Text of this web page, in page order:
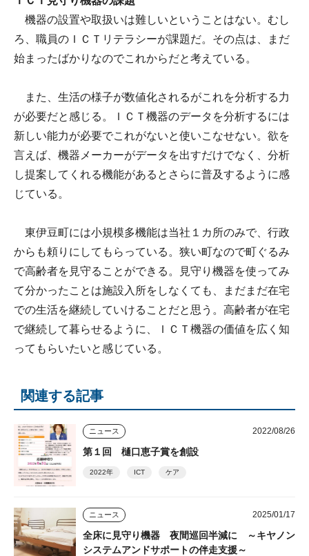
機器の設置や取扱いは難しいということはない。むし
ろ、職員のＩＣＴリテラシーが課題だ。その点は、まだ
始まったばかりなのでこれからだと考えている。
また、生活の様子が数値化されるがこれを分析する力
が必要だと感じる。ＩＣＴ機器のデータを分析するには
新しい能力が必要でこれがないと使いこなせない。欲を
言えば、機器メーカーがデータを出すだけでなく、分析
し提案してくれる機能があるとさらに普及するように感
じている。
東伊豆町には小規模多機能は当社１カ所のみで、行政
からも頼りにしてもらっている。狭い町なので町ぐるみ
で高齢者を見守ることができる。見守り機器を使ってみ
て分かったことは施設入所をしなくても、まだまだ在宅
での生活を継続していけることだと思う。高齢者が在宅
で継続して暮らせるように、ＩＣＴ機器の価値を広く知
ってもらいたいと感じている。
関連する記事
ニュース 2022/08/26
第１回 樋口恵子賞を創設
2022年 ICT ケア
ニュース 2025/01/17
全床に見守り機器 夜間巡回半減に ～キヤノン
システムアンドサポートの伴走支援～